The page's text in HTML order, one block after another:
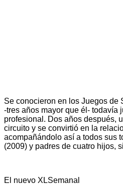
Se conocieron en los Juegos de
-tres años mayor que él- todavía
profesional. Dos años después,
circuito y se convirtió en la
acompañándolo así a todos sus
(2009) y padres de cuatro hijos,
El nuevo XLSemanal